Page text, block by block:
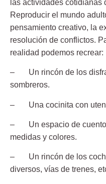
las actividades cotidianas
Reproducir el mundo
pensamiento creativo, la
resolución de conflictos.
realidad podemos recrear:
– Un rincón de los
sombreros.
– Una cocinita con
– Un espacio de
medidas y colores.
– Un rincón de los
diversos, vías de trenes,